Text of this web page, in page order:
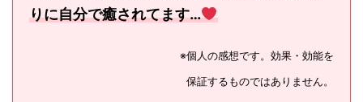
りに自分で癒されてます…
※個人の感想です。効果・効能を
保証するものではありません。